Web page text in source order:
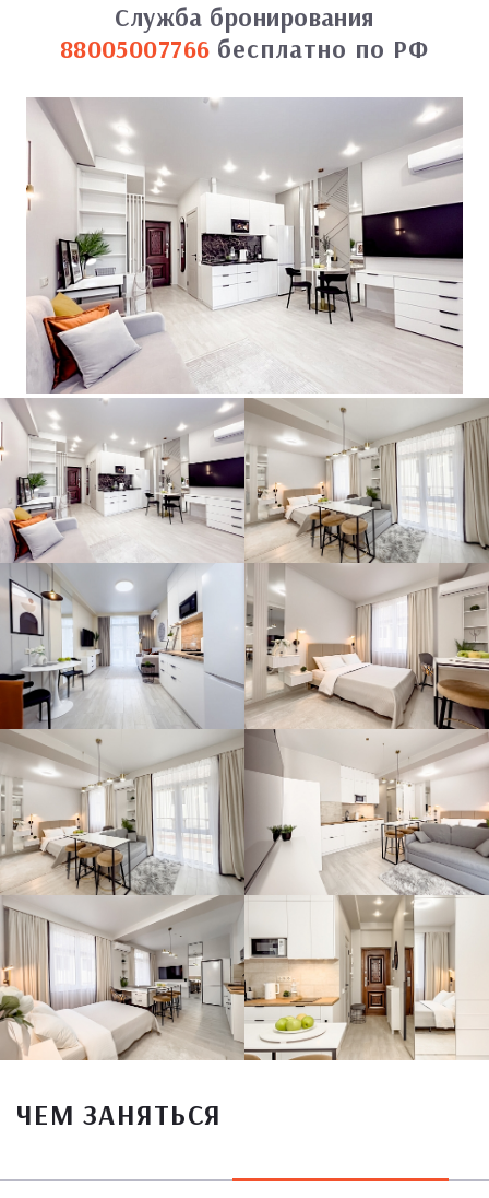
Служба бронирования
88005007766 бесплатно по РФ
ЧЕМ ЗАНЯТЬСЯ